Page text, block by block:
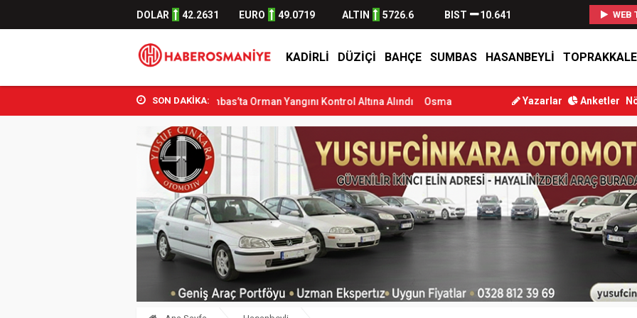
DOLAR 42.2631 EURO 49.0719 ALTIN 5726.6 BIST 10.641 WEB
KADIRLI DÜZIÇI BAHÇE SUMBAS HASANBEYLI TOPRAKKALE
SON DAKİKA:
Sumbas’ta Orman Yangını Kontrol Altına Alındı Osmaniye’de Tren Çarpması: Genç Yaralandı Düziçi’nde
Yazarlar Anketler